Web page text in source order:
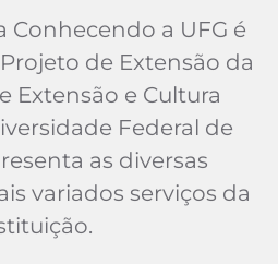
a UFG é
de Extensão da
Extensão e Cultura
Federal de
as diversas
variados serviços da